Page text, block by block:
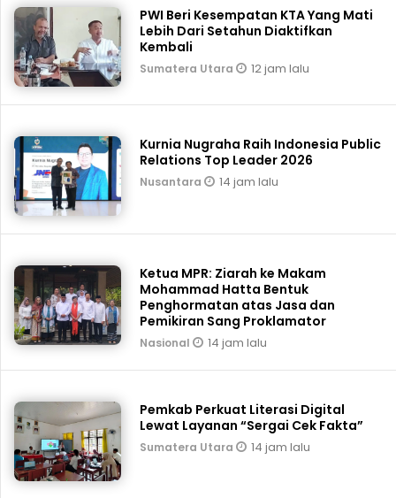
PWI Beri Kesempatan KTA Yang Mati
Lebih Dari Setahun Diaktifkan
Kembali
Sumatera Utara 12 jam lalu
Kurnia Nugraha Raih Indonesia Public
Relations Top Leader 2026
Nusantara 14 jam lalu
Ketua MPR: Ziarah ke Makam
Mohammad Hatta Bentuk
Penghormatan atas Jasa dan
Pemikiran Sang Proklamator
Nasional 14 jam lalu
Pemkab Perkuat Literasi Digital
Lewat Layanan “Sergai Cek Fakta”
Sumatera Utara 14 jam lalu